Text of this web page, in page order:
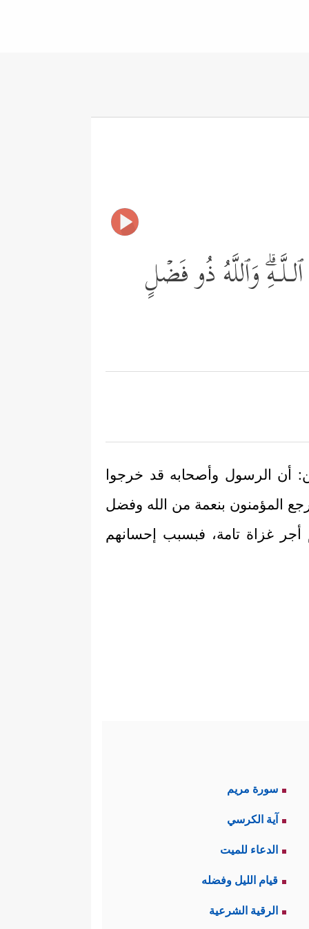
وَٱللَّهُ ذُو فَضۡلٍ
أن الرسول وأصحابه قد خرجوا
المؤمنون بنعمة من الله وفضل
أجر غزاة تامة، فبسبب إحسانهم
سورة مريم
آية الكرسي
الدعاء للميت
قيام الليل وفضله
الرقية الشرعية